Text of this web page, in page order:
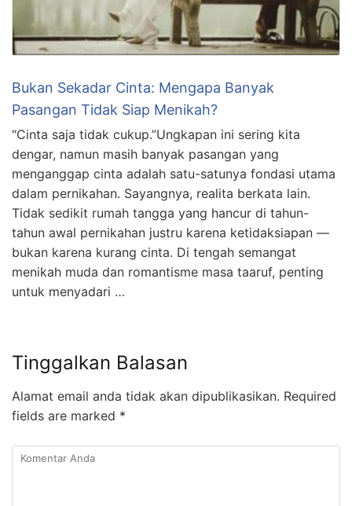
Bukan Sekadar Cinta: Mengapa Banyak
Pasangan Tidak Siap Menikah?
“Cinta saja tidak cukup.”Ungkapan ini sering kita
dengar, namun masih banyak pasangan yang
menganggap cinta adalah satu-satunya fondasi utama
dalam pernikahan. Sayangnya, realita berkata lain.
Tidak sedikit rumah tangga yang hancur di tahun-
tahun awal pernikahan justru karena ketidaksiapan —
bukan karena kurang cinta. Di tengah semangat
menikah muda dan romantisme masa taaruf, penting
untuk menyadari …
Tinggalkan Balasan
Alamat email anda tidak akan dipublikasikan. Required
fields are marked *